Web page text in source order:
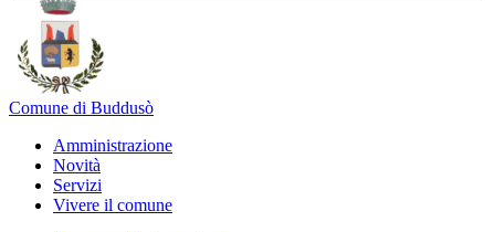
Comune di Buddusò
Amministrazione
Novità
Servizi
Vivere il comune